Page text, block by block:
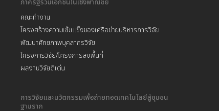
ภาครัฐร่วมเอกชนในเชิงพาณิชย์
คณะทำงาน
โครงสร้างความเข้มแข็งของเครือข่ายบริหารการวิจัย
พัฒนาศักยภาพบุคลากรวิจัย
โครงการวิจัย/โครงการลงพื้นที่
ผลงานวิจัยดีเด่น
การวิจัยและนวัตกรรมเพื่อถ่ายทอดเทคโนโลยีสู่ชุมชน
ฐานราก